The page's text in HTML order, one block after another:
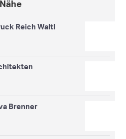
Reich Waltl
Brenner